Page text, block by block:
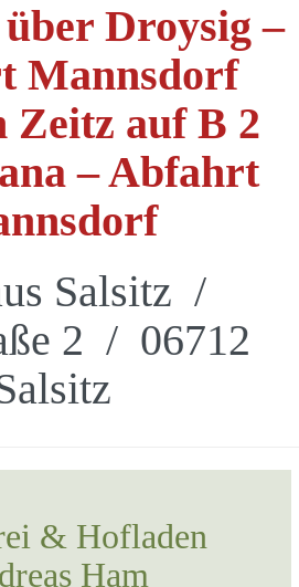
Droysig –
Mannsdorf
Zeitz auf B 2
– Abfahrt
Salsitz /
2 / 06712
& Hofladen
Ham